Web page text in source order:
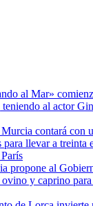
al Mar»
al actor
contará con
llevar a treinta
propone al
ovino y caprino